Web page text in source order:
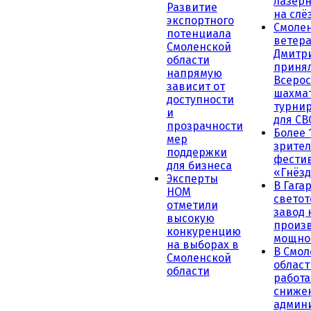
Развитие
экспортного
потенциала
Смоленской
области
напрямую
зависит от
доступности
и
прозрачности
мер
поддержки
для бизнеса
Эксперты
НОМ
отметили
высокую
конкуренцию
на выборах в
Смоленской
области
на
для
Более
В
завод
В